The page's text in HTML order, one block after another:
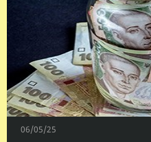
06/05/25